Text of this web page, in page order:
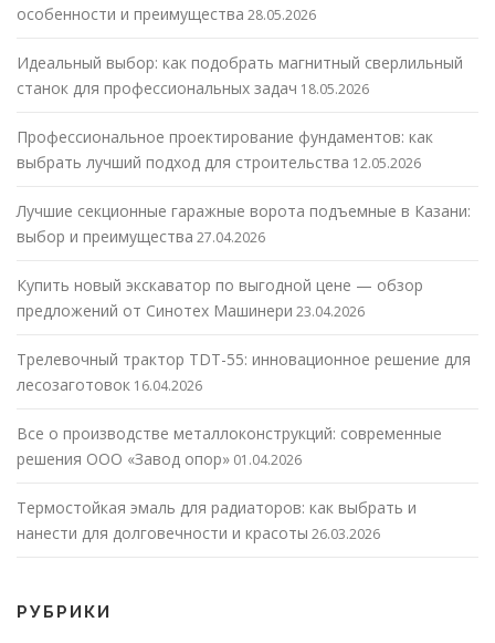
особенности и преимущества 28.05.2026
Идеальный выбор: как подобрать магнитный сверлильный
станок для профессиональных задач 18.05.2026
Профессиональное проектирование фундаментов: как
выбрать лучший подход для строительства 12.05.2026
Лучшие секционные гаражные ворота подъемные в Казани:
выбор и преимущества 27.04.2026
Купить новый экскаватор по выгодной цене — обзор
предложений от Синотех Машинери 23.04.2026
Трелевочный трактор TDT-55: инновационное решение для
лесозаготовок 16.04.2026
Все о производстве металлоконструкций: современные
решения ООО «Завод опор» 01.04.2026
Термостойкая эмаль для радиаторов: как выбрать и
нанести для долговечности и красоты 26.03.2026
РУБРИКИ